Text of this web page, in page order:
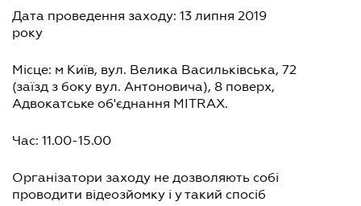
Дата проведення заходу: 13 липня 2019
року
Місце: м Київ, вул. Велика Васильківська, 72
(заїзд з боку вул. Антоновича), 8 поверх,
Адвокатське об'єднання MITRAX.
Час: 11.00-15.00
Організатори заходу не дозволяють собі
проводити відеозйомку і у такий спосіб